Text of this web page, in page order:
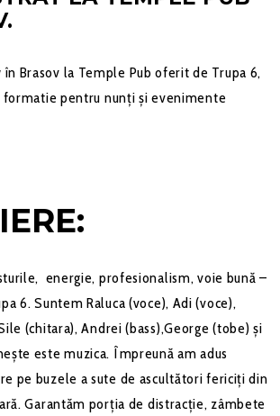
în Brasov la Temple Pub oferit de Trupa 6,
formatie pentru nunţi şi evenimente
energie, profesionalism, voie bună –
6. Suntem Raluca (voce), Adi (voce),
(chitara), Andrei (bass),George (tobe) și
este muzica. Împreună am adus
pe buzele a sute de ascultători fericiți din
Garantăm porția de distracție, zâmbete